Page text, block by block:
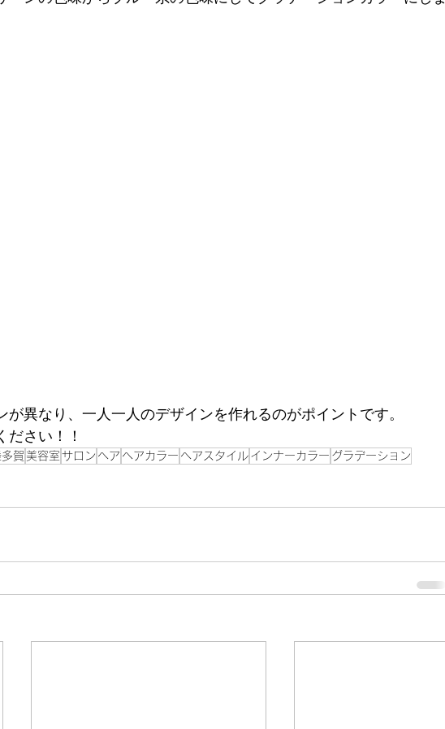
が異なり、一人一人のデザインを作れるのがポイントです。
ださい！！
賀 美容室 サロン ヘア ヘアカラー ヘアスタイル インナーカラー グラデーション